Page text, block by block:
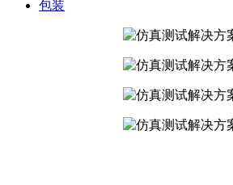
包装